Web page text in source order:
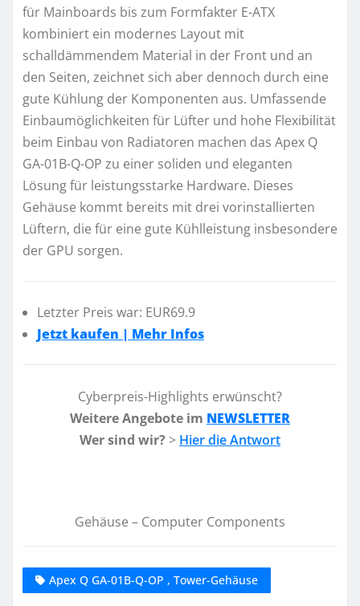
für Mainboards bis zum Formfakter E-ATX
kombiniert ein modernes Layout mit
schalldämmendem Material in der Front und an
den Seiten, zeichnet sich aber dennoch durch eine
gute Kühlung der Komponenten aus. Umfassende
Einbaumöglichkeiten für Lüfter und hohe Flexibilität
beim Einbau von Radiatoren machen das Apex Q
GA-01B-Q-OP zu einer soliden und eleganten
Lösung für leistungsstarke Hardware. Dieses
Gehäuse kommt bereits mit drei vorinstallierten
Lüftern, die für eine gute Kühlleistung insbesondere
der GPU sorgen.
Letzter Preis war: EUR69.9
Jetzt kaufen | Mehr Infos
Cyberpreis-Highlights erwünscht?
Weitere Angebote im NEWSLETTER
Wer sind wir? > Hier die Antwort
Gehäuse – Computer Components
Apex Q GA-01B-Q-OP , Tower-Gehäuse